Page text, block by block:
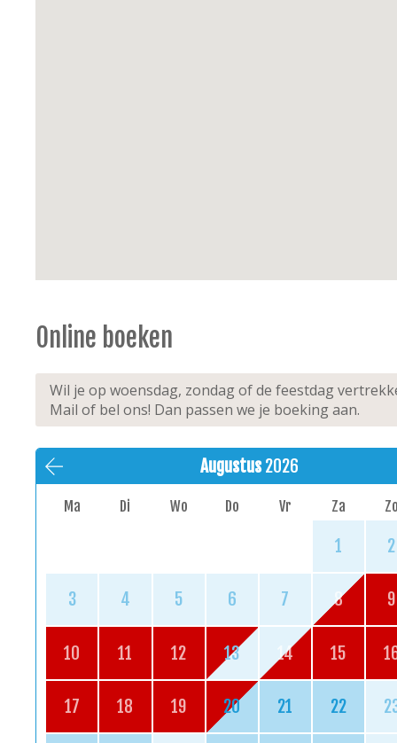
Online boeken
Wil je op woensdag, zondag of de feestdag
Mail of bel ons! Dan passen we je boeking aan.
Augustus 2026
Ma Di Wo Do Vr Za Zo
1 2
3 4 5 6 7 8 9
10 11 12 13 14 15
17 18 19 20 21 22